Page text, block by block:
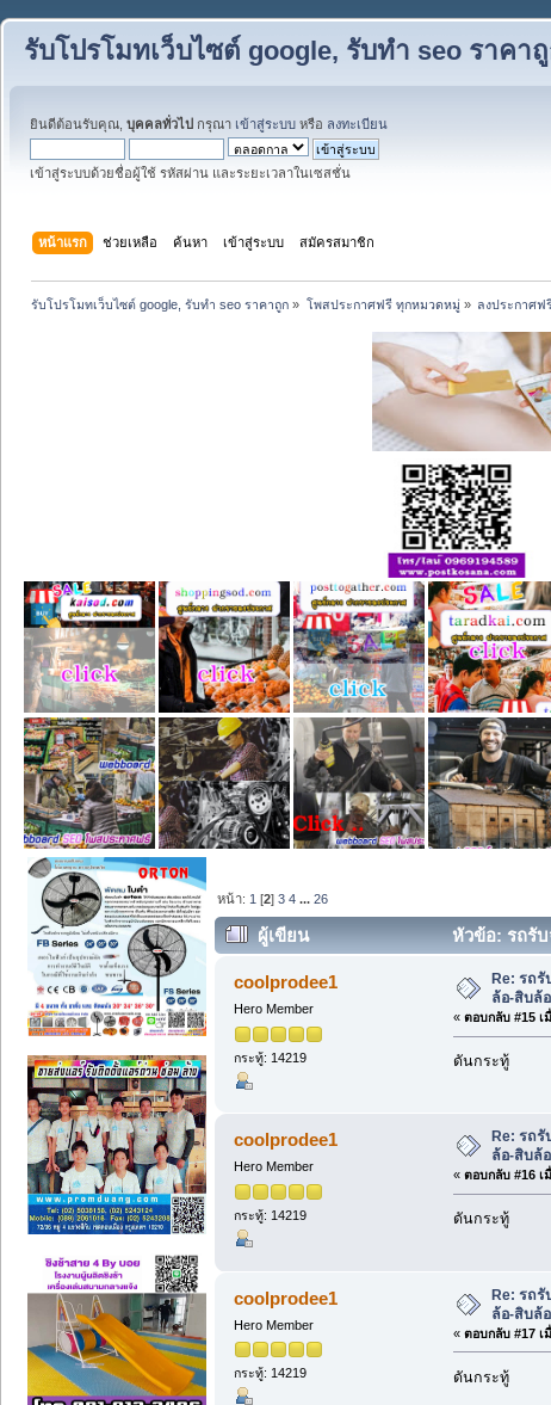
รับโปรโมทเว็บไซต์ google, รับทำ seo ราคา
ยินดีต้อนรับคุณ, บุคคลทั่วไป กรุณา เข้าสู่ระบบ หรือ ลงทะเบียน
เข้าสู่ระบบด้วยชื่อผู้ใช้ รหัสผ่าน และระยะเวลาในเซสชั่น
หน้าแรก ช่วยเหลือ ค้นหา เข้าสู่ระบบ สมัครสมาชิก
รับโปรโมทเว็บไซต์ google, รับทำ seo ราคาถูก » โพสประกาศฟรี ทุกหมวดหมู่» ลงประกาศฟ
หน้า: 1 [2]3 4 ...26
ผู้เขียน
หัวข้อ: รถรับ
coolprodee1
Hero Member
กระทู้: 14219
Re: รถรั
ล้อ-สิบล้
« ตอบกลับ #15 เ
ดันกระทู้
coolprodee1
Hero Member
กระทู้: 14219
Re: รถรั
ล้อ-สิบล้
« ตอบกลับ #16 เ
ดันกระทู้
coolprodee1
Hero Member
กระทู้: 14219
Re: รถรั
ล้อ-สิบล้
« ตอบกลับ #17 เ
ดันกระทู้